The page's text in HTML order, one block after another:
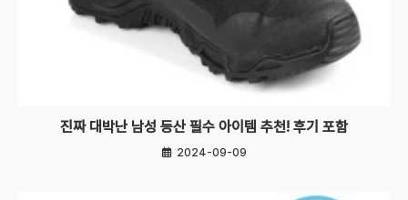
진짜 대박난 남성 등산 필수 아이템 추천! 후기 포함
2024-09-09